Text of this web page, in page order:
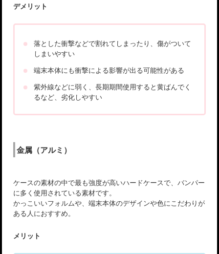
デメリット
落とした衝撃などで割れてしまったり、傷がついて
しまいやすい
端末本体にも衝撃による影響が出る可能性がある
紫外線などに弱く、長期期間使用すると黄ばんでく
るなど、劣化しやすい
金属（アルミ）
ケースの素材の中で最も強度が高いハードケースで、バンパー
に多く使用されている素材です。
かっこいいフォルムや、端末本体のデザインや色にこだわりが
ある人におすすめ。
メリット